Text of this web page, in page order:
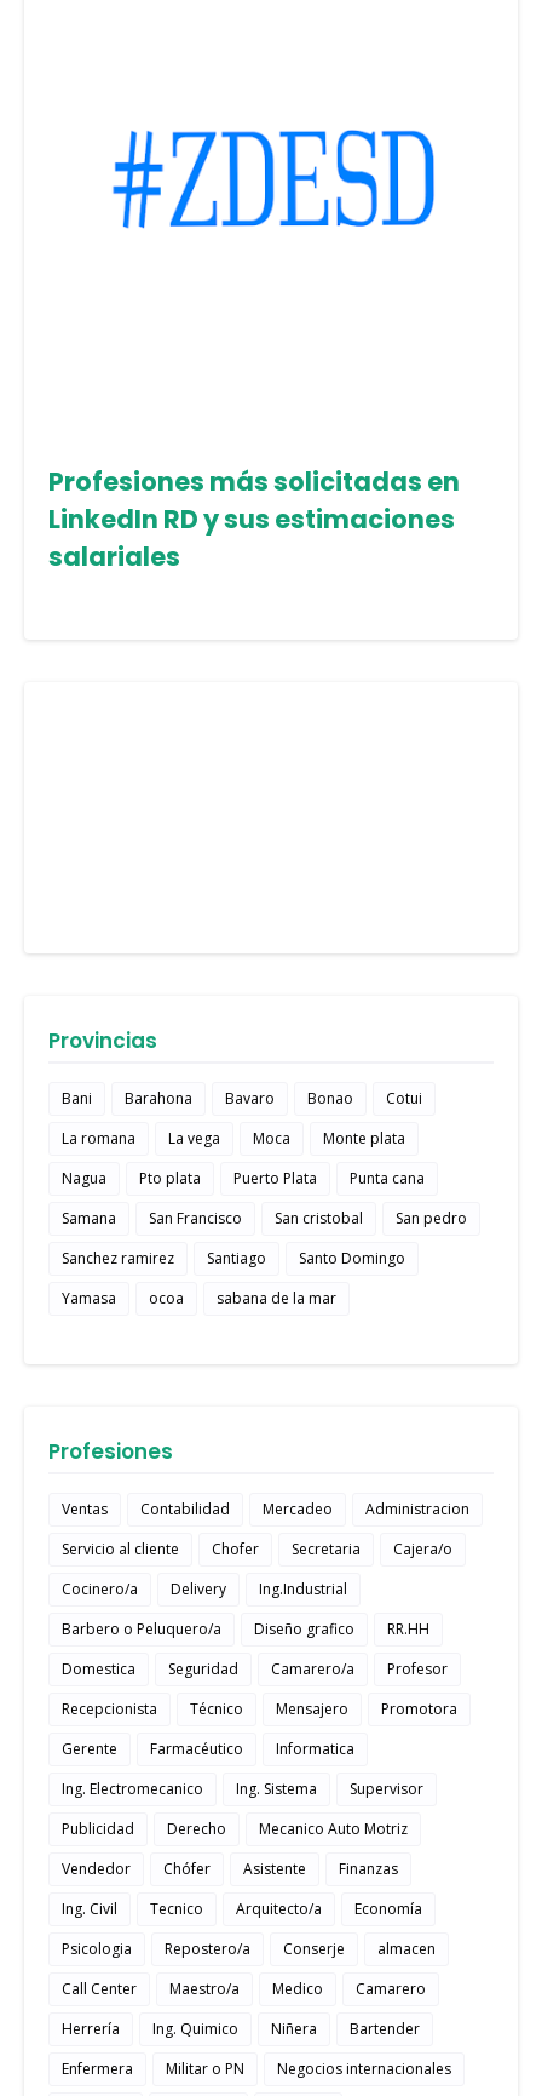
Profesiones más solicitadas en
LinkedIn RD y sus estimaciones
salariales
Provincias
Bani Barahona Bavaro Bonao
Cotui
La romana
La vega Moca
Monte plata
Nagua
Pto plata Puerto Plata
Punta cana
Samana
San Francisco San cristobal
San pedro
Sanchez ramirez
Santiago
Santo Domingo
Yamasa
ocoa sabana de la mar
Profesiones
Ventas Contabilidad Mercadeo
Administracion
Servicio al cliente
Chofer Secretaria
Cajera/o
Cocinero/a
Delivery
Ing.Industrial
Barbero o Peluquero/a
Diseño grafico
RR.HH
Domestica
Seguridad Camarero/a
Profesor
Recepcionista
Técnico Mensajero
Promotora
Gerente
Farmacéutico
Informatica
Ing. Electromecanico
Ing. Sistema
Supervisor
Publicidad
Derecho
Mecanico Auto Motriz
Vendedor
Chófer Asistente
Finanzas
Ing. Civil
Tecnico Arquitecto/a
Economía
Psicologia
Repostero/a Conserje
almacen
Call Center
Maestro/a Medico
Camarero
Herrería
Ing. Quimico Niñera
Bartender
Enfermera
Militar o PN Negocios internacionales